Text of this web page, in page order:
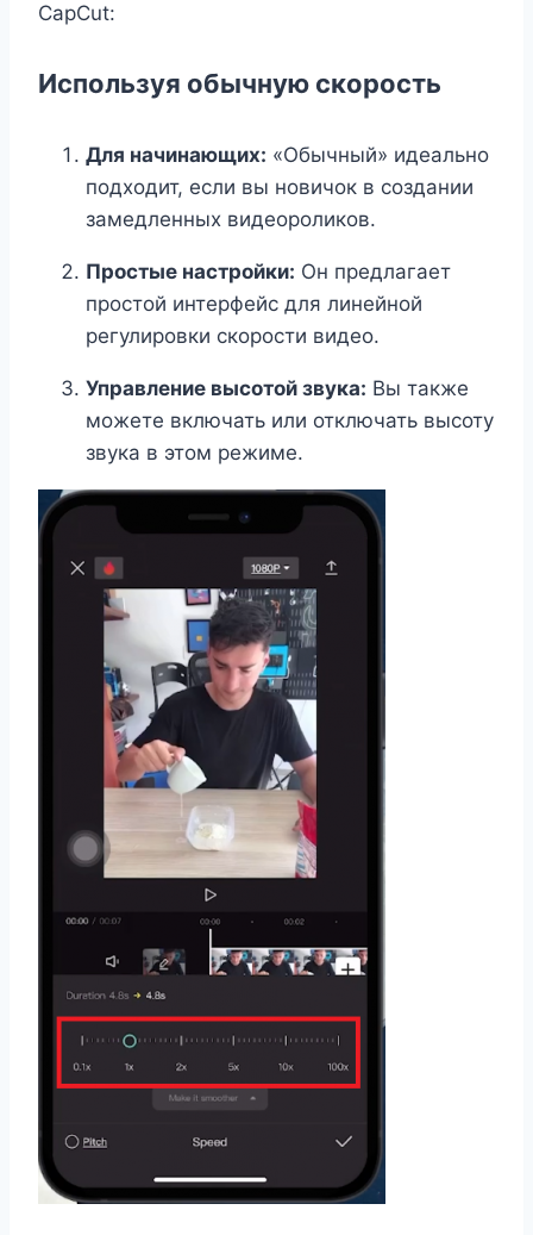
CapCut:
Используя обычную скорость
Для начинающих: «Обычный» идеально
подходит, если вы новичок в создании
замедленных видеороликов.
Простые настройки: Он предлагает
простой интерфейс для линейной
регулировки скорости видео.
Управление высотой звука: Вы также
можете включать или отключать высоту
звука в этом режиме.